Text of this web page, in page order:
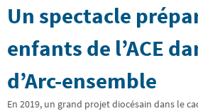
Un spectacle
enfants de l’ACE
d’Arc-ensemble
En 2019, un grand projet diocésain dans le